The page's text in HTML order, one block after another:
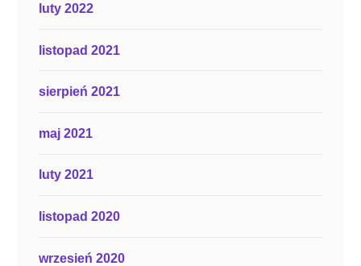
luty 2022
listopad 2021
sierpień 2021
maj 2021
luty 2021
listopad 2020
wrzesień 2020